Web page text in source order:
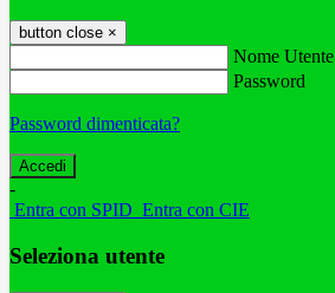
button close ×
Nome Utente
Password
Password dimenticata?
-
Entra con SPID Entra con CIE
Seleziona utente